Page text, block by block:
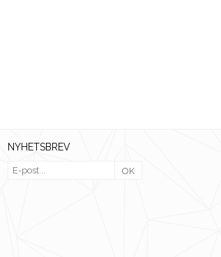
NYHETSBREV
OK